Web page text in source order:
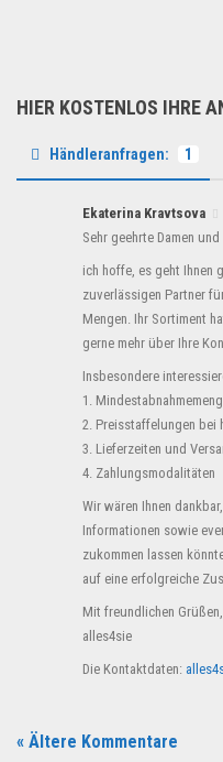
HIER KOSTENLOS IHRE
Händleranfragen: 1
Ekaterina Kravtsova
Sehr geehrte Damen und
ich hoffe, es geht Ihnen
zuverlässigen Partner
Mengen. Ihr Sortiment
gerne mehr über Ihre
Insbesondere
1.
2. Preisstaffelungen bei
3. Lieferzeiten und
4. Zahlungsmodalitäten
Wir wären Ihnen
Informationen sowie
zukommen lassen
auf eine erfolgreiche
Mit freundlichen Grüßen,
alles4sie
Die Kontaktdaten:
« Ältere Kommentare